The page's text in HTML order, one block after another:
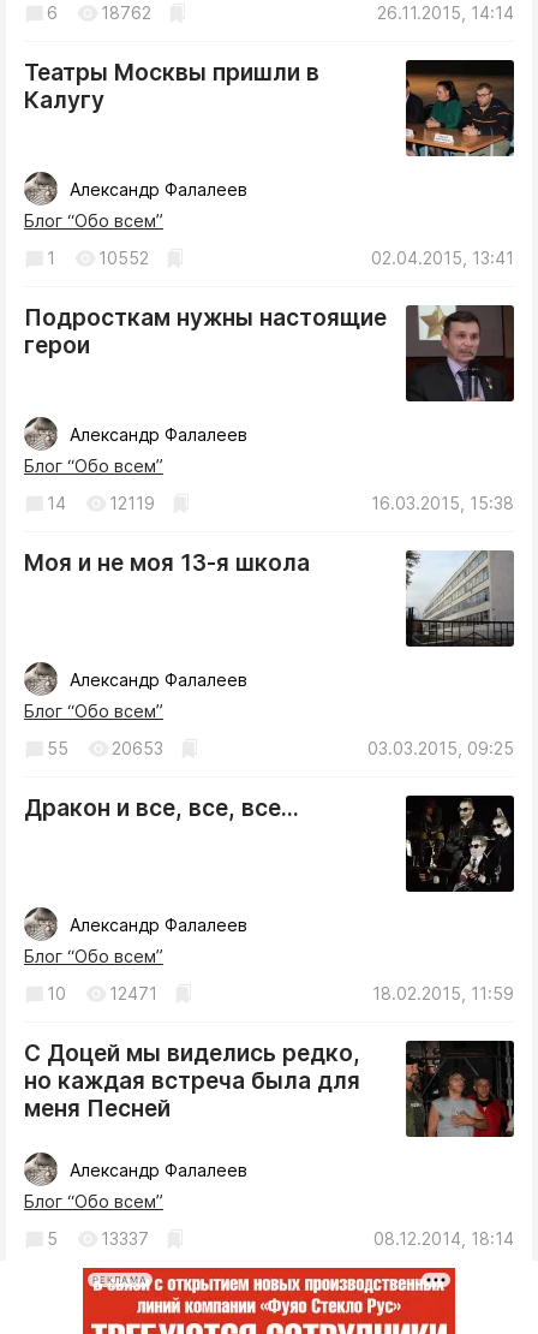
Криминал
Недвижимость и ЖКХ
Погода
Праздники
Происшествия
Экономика и бизнес
Блоги
Издания
Медиаперсона
26.11.2015, 14:14
6 18762
Театры Москвы пришли в
Калугу
Александр Фалалеев
Блог “Обо всем”
02.04.2015, 13:41
1 10552
Подросткам нужны настоящие
герои
Александр Фалалеев
Блог “Обо всем”
16.03.2015, 15:38
14 12119
Моя и не моя 13-я школа
Александр Фалалеев
Блог “Обо всем”
03.03.2015, 09:25
55 20653
Дракон и все, все, все...
Александр Фалалеев
Блог “Обо всем”
18.02.2015, 11:59
10 12471
С Доцей мы виделись редко,
но каждая встреча была для
меня Песней
Александр Фалалеев
Блог “Обо всем”
08.12.2014, 18:14
5 13337
РЕКЛАМА